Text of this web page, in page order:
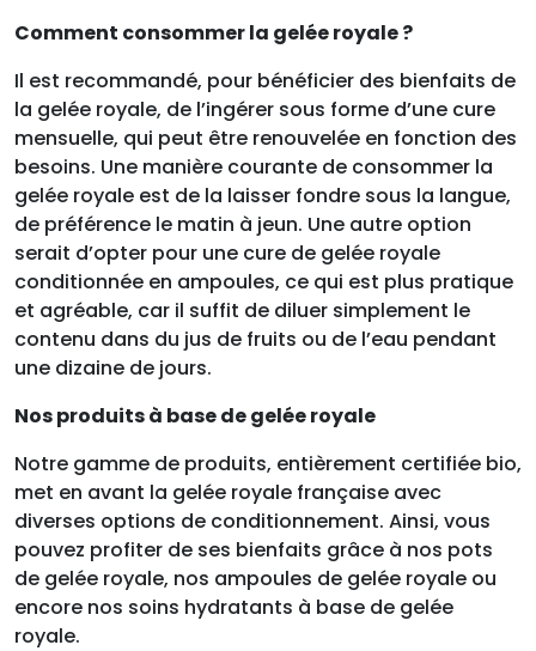
Comment consommer la gelée royale ?
Il est recommandé, pour bénéficier des bienfaits de
la gelée royale, de l’ingérer sous forme d’une cure
mensuelle, qui peut être renouvelée en fonction des
besoins. Une manière courante de consommer la
gelée royale est de la laisser fondre sous la langue,
de préférence le matin à jeun. Une autre option
serait d’opter pour une cure de gelée royale
conditionnée en ampoules, ce qui est plus pratique
et agréable, car il suffit de diluer simplement le
contenu dans du jus de fruits ou de l’eau pendant
une dizaine de jours.
Nos produits à base de gelée royale
Notre gamme de produits, entièrement certifiée bio,
met en avant la gelée royale française avec
diverses options de conditionnement. Ainsi, vous
pouvez profiter de ses bienfaits grâce à nos pots
de gelée royale, nos ampoules de gelée royale ou
encore nos soins hydratants à base de gelée
royale.